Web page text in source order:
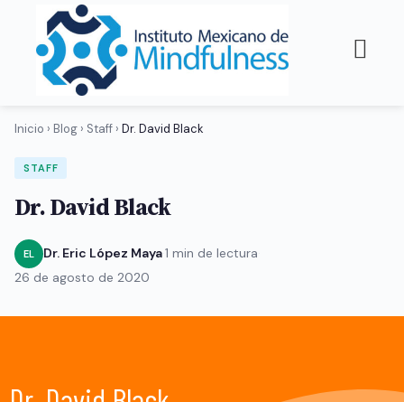
Inicio › Blog › Staff › Dr. David Black
STAFF
Dr. David Black
EL Dr. Eric López Maya1 min de lectura
26 de agosto de 2020